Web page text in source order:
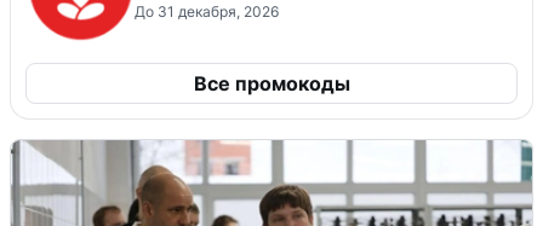
До 31 декабря, 2026
Все промокоды